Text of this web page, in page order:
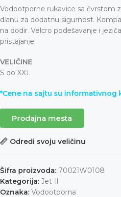
Vodootporne rukavice sa čvrstom
dlanu za dodatnu sigurnost.
na dodir. Velcro podešavanje i
pristajanje.
VELIČINE
S do XXL
*Cene na sajtu su informativnog
Prodajna mesta
Odredi svoju veličinu
Šifra proizvoda: 70021W0108
Kategorija: Jet II
Oznaka: Vodootporna